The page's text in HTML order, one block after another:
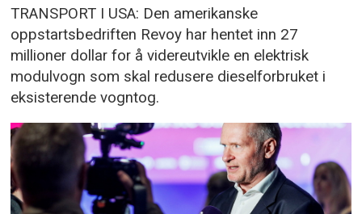
TRANSPORT I USA: Den amerikanske
oppstartsbedriften Revoy har hentet inn 27
millioner dollar for å videreutvikle en elektrisk
modulvogn som skal redusere dieselforbruket i
eksisterende vogntog.